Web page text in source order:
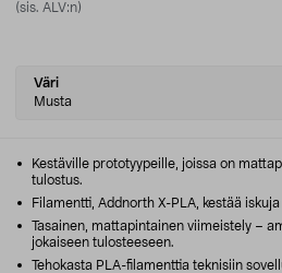
(sis. ALV:n)
Select
variant
Väri
Musta
Kestäville prototyypeille, joissa on
tulostus.
Filamentti, Addnorth X-PLA, kestää
Tasainen, mattapintainen viimeistely –
jokaiseen tulosteeseen.
Tehokasta PLA-filamenttia teknisiin